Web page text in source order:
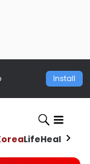
Install
LifeHealth